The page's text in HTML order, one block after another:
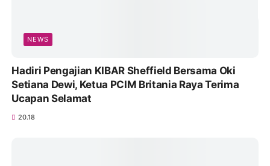
NEWS
Hadiri Pengajian KIBAR Sheffield Bersama Oki
Setiana Dewi, Ketua PCIM Britania Raya Terima
Ucapan Selamat
20.18